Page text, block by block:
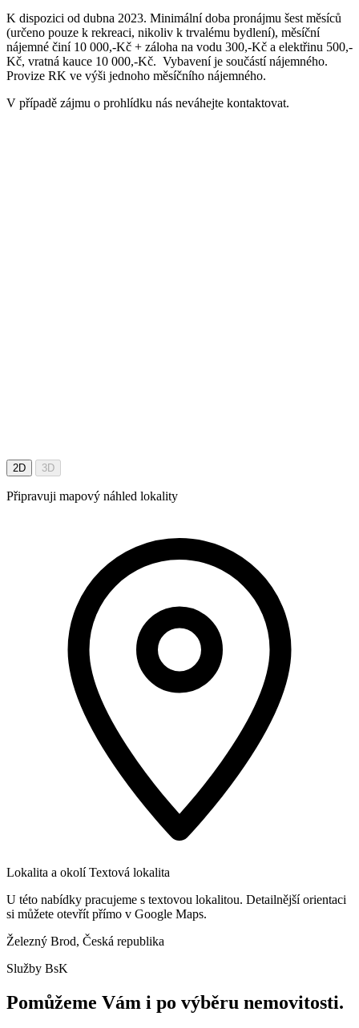
K dispozici od dubna 2023. Minimální doba pronájmu šest měsíců
(určeno pouze k rekreaci, nikoliv k trvalému bydlení), měsíční
nájemné činí 10 000,-Kč + záloha na vodu 300,-Kč a elektřinu 500,-
Kč, vratná kauce 10 000,-Kč. Vybavení je součástí nájemného.
Provize RK ve výši jednoho měsíčního nájemného.
V případě zájmu o prohlídku nás neváhejte kontaktovat.
2D 3D
Připravuji mapový náhled lokality
Lokalita a okolí Textová lokalita
U této nabídky pracujeme s textovou lokalitou. Detailnější orientaci
si můžete otevřít přímo v Google Maps.
Železný Brod, Česká republika
Služby BsK
Pomůžeme Vám i po výběru nemovitosti.